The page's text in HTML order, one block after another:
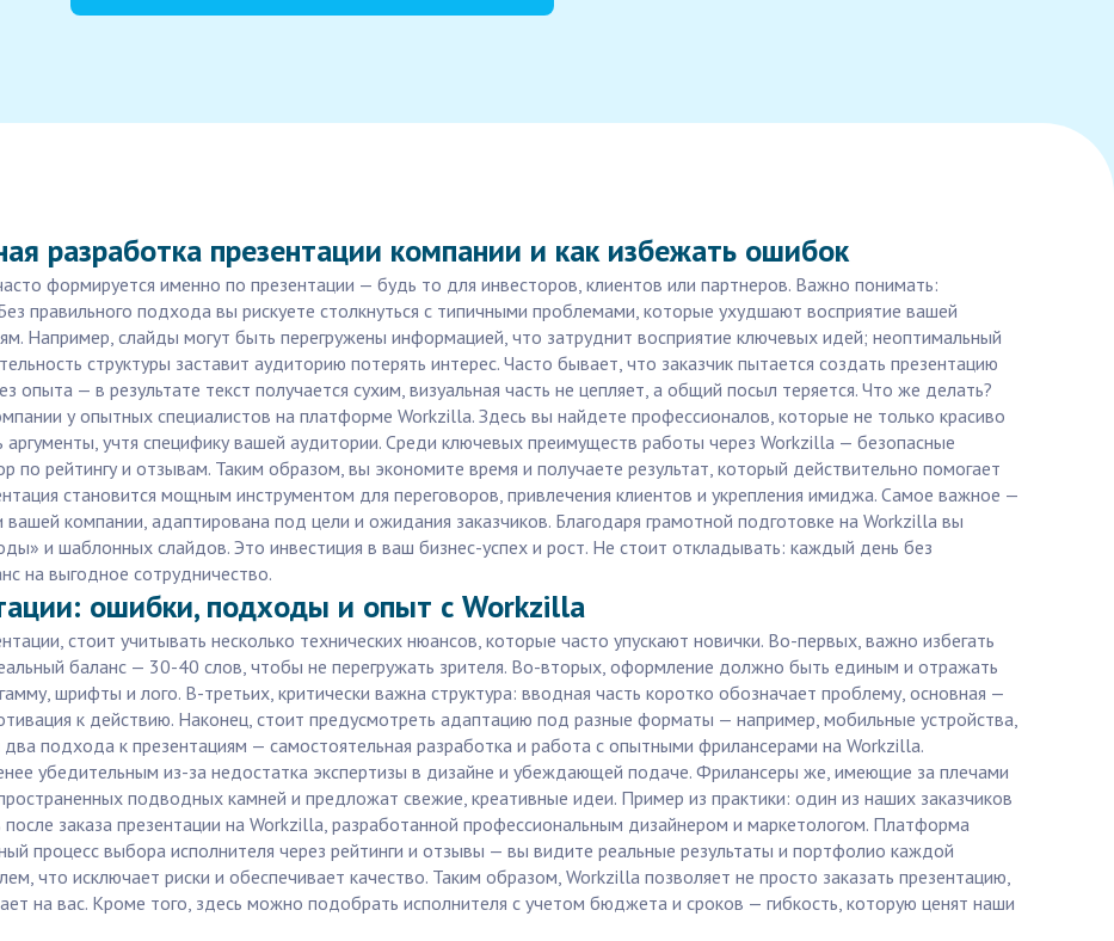
разработка презентации компании и как избежать ошибок
формируется именно по презентации — будь то для инвесторов, клиентов или партнеров. Важно понимать:
правильного подхода вы рискуете столкнуться с типичными проблемами, которые ухудшают восприятие вашей
Например, слайды могут быть перегружены информацией, что затруднит восприятие ключевых идей; неоптимальный
структуры заставит аудиторию потерять интерес. Часто бывает, что заказчик пытается создать презентацию
опыта — в результате текст получается сухим, визуальная часть не цепляет, а общий посыл теряется. Что же делать?
у опытных специалистов на платформе Workzilla. Здесь вы найдете профессионалов, которые не только красиво
учтя специфику вашей аудитории. Среди ключевых преимуществ работы через Workzilla — безопасные
по рейтингу и отзывам. Таким образом, вы экономите время и получаете результат, который действительно помогает
становится мощным инструментом для переговоров, привлечения клиентов и укрепления имиджа. Самое важное —
вашей компании, адаптирована под цели и ожидания заказчиков. Благодаря грамотной подготовке на Workzilla вы
и шаблонных слайдов. Это инвестиция в ваш бизнес-успех и рост. Не стоит откладывать: каждый день без
на выгодное сотрудничество.
ошибки, подходы и опыт с Workzilla
стоит учитывать несколько технических нюансов, которые часто упускают новички. Во-первых, важно избегать
баланс — 30-40 слов, чтобы не перегружать зрителя. Во-вторых, оформление должно быть единым и отражать
шрифты и лого. В-третьих, критически важна структура: вводная часть коротко обозначает проблему, основная —
к действию. Наконец, стоит предусмотреть адаптацию под разные форматы — например, мобильные устройства,
подхода к презентациям — самостоятельная разработка и работа с опытными фрилансерами на Workzilla.
убедительным из-за недостатка экспертизы в дизайне и убеждающей подаче. Фрилансеры же, имеющие за плечами
подводных камней и предложат свежие, креативные идеи. Пример из практики: один из наших заказчиков
заказа презентации на Workzilla, разработанной профессиональным дизайнером и маркетологом. Платформа
процесс выбора исполнителя через рейтинги и отзывы — вы видите реальные результаты и портфолио каждой
что исключает риски и обеспечивает качество. Таким образом, Workzilla позволяет не просто заказать презентацию,
на вас. Кроме того, здесь можно подобрать исполнителя с учетом бюджета и сроков — гибкость, которую ценят наши